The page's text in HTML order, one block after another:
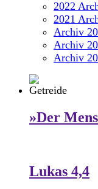
2022
2021
Archiv
Archiv
Archiv
»Der
Lukas 4,4